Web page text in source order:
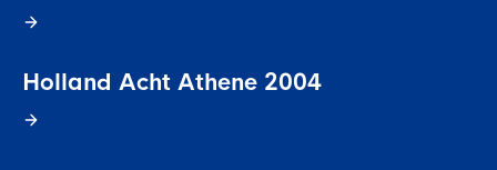
Holland Acht Athene 2004